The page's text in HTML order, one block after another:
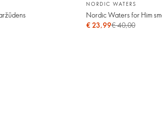
NORDIC WATERS
Nordic Waters for Him
€ 23,99€ 40,00